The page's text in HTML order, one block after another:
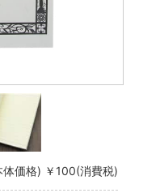
体価格) ￥100(消費税)